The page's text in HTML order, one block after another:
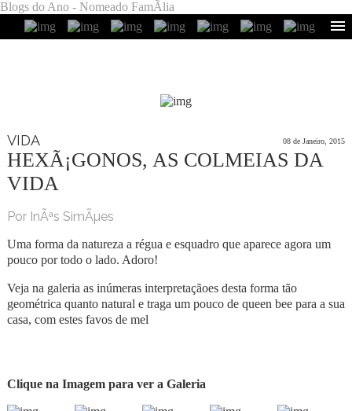
Blogs do Ano - Nomeado FamÃ­lia
VIDA 08 de Janeiro, 2015
HEXÃ¡GONOS, AS COLMEIAS DA
VIDA
Por InÃªs SimÃµes
Uma forma da natureza a régua e esquadro que aparece agora um
pouco por todo o lado. Adoro!
Veja na galeria as inúmeras interpretaçãoes desta forma tão
geométrica quanto natural e traga um pouco de queen bee para a sua
casa, com estes favos de mel
Clique na Imagem para ver a Galeria